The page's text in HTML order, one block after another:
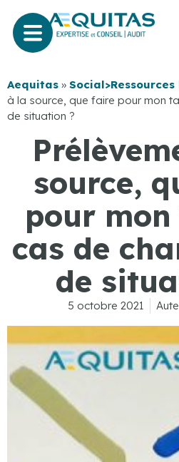
Aequitas » Social>Ressources
à la source, que faire pour mon
de situation ?
source,
pour
cas de
de
5 octobre 2021